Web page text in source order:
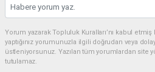
Yorum yazarak Topluluk Kuralları’nı kabul
yaptığınız yorumunuzla ilgili doğrudan veya
üstleniyorsunuz. Yazılan tüm yorumlardan site
tutulamaz.